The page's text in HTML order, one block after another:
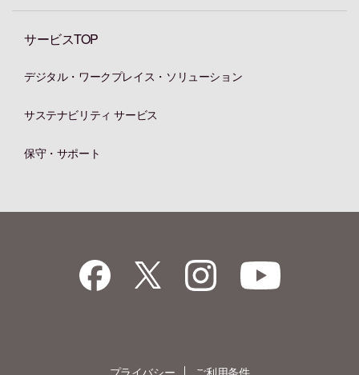
サービスTOP
デジタル・ワークプレイス・ソリューション
サステナビリティ サービス
保守・サポート
プライバシー ご利用条件